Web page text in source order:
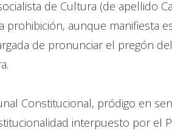
de Cultura (de apellido
prohibición, aunque manifiesta
de pronunciar el pregón
Constitucional, pródigo en
interpuesto por el